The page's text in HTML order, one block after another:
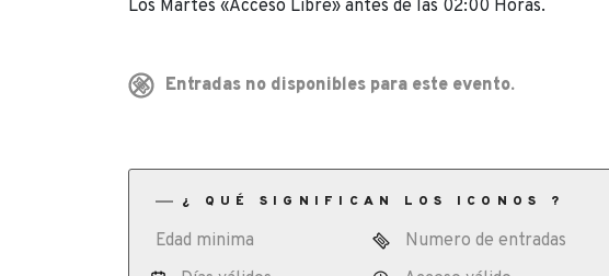
Los Martes «Acceso Libre» antes de las 02:00 Horas.
Entradas no disponibles para este evento.
¿ QUÉ SIGNIFICAN LOS ICONOS ?
Edad minima
Numero de entradas